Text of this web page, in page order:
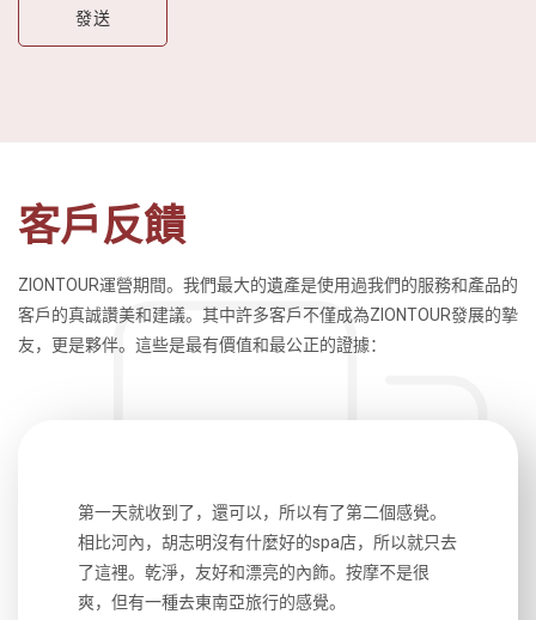
客戶反饋
ZIONTOUR運營期間。我們最大的遺產是使用過我們的服務和產品的
客戶的真誠讚美和建議。其中許多客戶不僅成為ZIONTOUR發展的摯
友，更是夥伴。這些是最有價值和最公正的證據：
第一天就收到了，還可以，所以有了第二個感覺。
相比河內，胡志明沒有什麼好的spa店，所以就只去
了這裡。乾淨，友好和漂亮的內飾。按摩不是很
爽，但有一種去東南亞旅行的感覺。